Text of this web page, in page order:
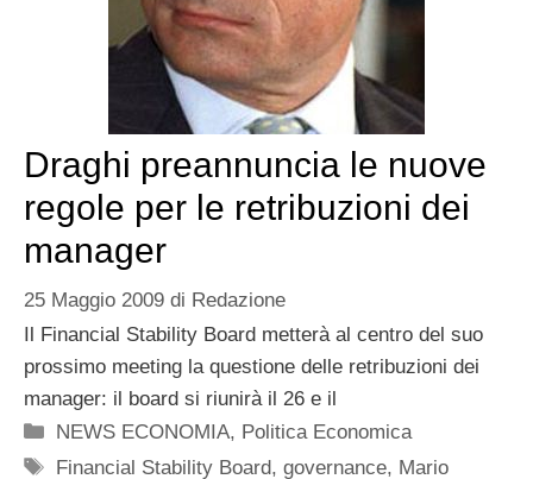
Draghi preannuncia le nuove
regole per le retribuzioni dei
manager
25 Maggio 2009 di Redazione
Il Financial Stability Board metterà al centro del suo
prossimo meeting la questione delle retribuzioni dei
manager: il board si riunirà il 26 e il
Categorie
NEWS ECONOMIA, Politica Economica
Tag
Financial Stability Board,governance, Mario